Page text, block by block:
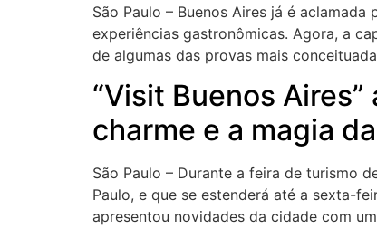
São Paulo – Buenos Aires já é
experiências gastronômicas. Agora, a
de algumas das provas mais
“Visit Buenos
charme e a magia
São Paulo – Durante a feira de turismo
Paulo, e que se estenderá até a sexta-
apresentou novidades da cidade com